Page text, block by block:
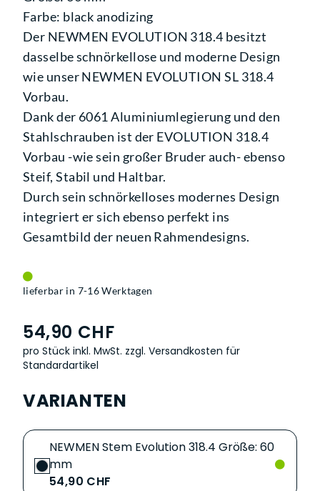
Farbe: black anodizing
Der NEWMEN EVOLUTION 318.4 besitzt
dasselbe schnörkellose und moderne Design
wie unser NEWMEN EVOLUTION SL 318.4
Vorbau.
Dank der 6061 Aluminiumlegierung und den
Stahlschrauben ist der EVOLUTION 318.4
Vorbau -wie sein großer Bruder auch- ebenso
Steif, Stabil und Haltbar.
Durch sein schnörkelloses modernes Design
integriert er sich ebenso perfekt ins
Gesamtbild der neuen Rahmendesigns.
lieferbar in 7-16 Werktagen
54,90 CHF
pro Stück inkl. MwSt. zzgl. Versandkosten für
Standardartikel
VARIANTEN
NEWMEN Stem Evolution 318.4 Größe: 60
mm
54,90 CHF